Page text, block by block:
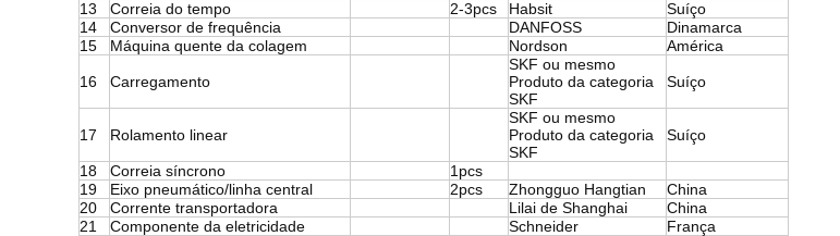
13
Correia do tempo 2-3pcs Habsit
Suíço
14
Conversor de frequência DANFOSS
Dinamarca
15
Máquina quente da colagem Nordson América
16 Carregamento
SKF ou mesmo
Produto da categoria
SKF
Suíço
17 Rolamento linear
SKF ou mesmo
Produto da categoria
SKF
Suíço
18 Correia síncrono
1pcs
19
Eixo pneumático/linha central 2pcs Zhongguo Hangtian
China
20
Corrente transportadora Lilai de Shanghai
China
21
Componente da eletricidade Schneider França